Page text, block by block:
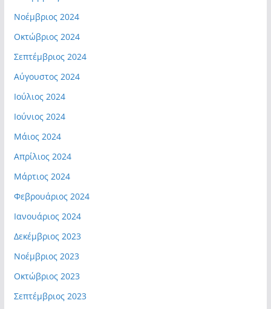
Νοέμβριος 2024
Οκτώβριος 2024
Σεπτέμβριος 2024
Αύγουστος 2024
Ιούλιος 2024
Ιούνιος 2024
Μάιος 2024
Απρίλιος 2024
Μάρτιος 2024
Φεβρουάριος 2024
Ιανουάριος 2024
Δεκέμβριος 2023
Νοέμβριος 2023
Οκτώβριος 2023
Σεπτέμβριος 2023